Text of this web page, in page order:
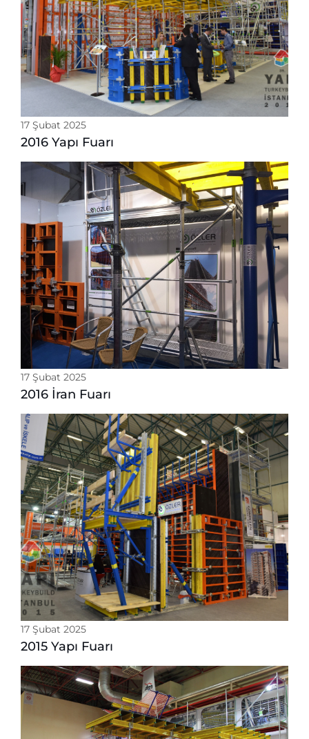
17 Şubat 2025
2016 Yapı Fuarı
17 Şubat 2025
2016 İran Fuarı
17 Şubat 2025
2015 Yapı Fuarı